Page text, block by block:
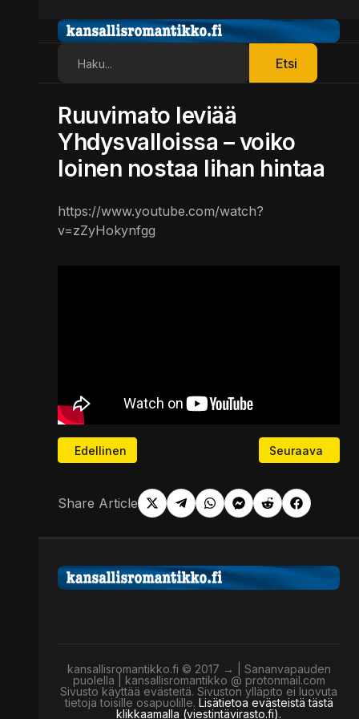
Etsi
Ruuvimato leviää
Yhdysvalloissa – voiko
loinen nostaa lihan hintaa
https://www.youtube.com/watch?
v=zZyHokynfgg
Edellinen artikkeli: Tekoäly ostaa jo puolestasi –
Edellinen Seuraava
Seuraava
Share Article
kansallisromantikko.fi © 2017 → | Sananvapauden
puolella | kansallisromantikko @ protonmail.com
Sivusto käyttää evästeitä. Sivuston ylläpito ei luovuta
tietoja toisille osapuolille. Lisätietoa evästeistä tästä
klikkaamalla (viestintävirasto.fi).